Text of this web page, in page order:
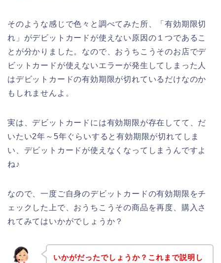
そのような感じで色々と調べてみた所、「有効期限切
れ」がデビットカードが使えない原因の１つであるこ
とが分かりました。なので、おうちこうそのお店でデ
ビットカードが使えないエラーが発生してしまった人
はデビットカードの有効期限が切れているだけなのか
もしれませんよ。
実は、デビットカードには有効期限が存在してて、だ
いたい2年～5年ぐらいすると有効期限が切れてしま
い、デビットカードが使えなくなってしまうんですよ
ね♪
なので、一度ご自身のデビットカードの有効期限をチ
ェックした上で、おうちこうその商品を再度、購入さ
れてみてはいかがでしょうか？
いかがだったでしょうか？これまで説明し